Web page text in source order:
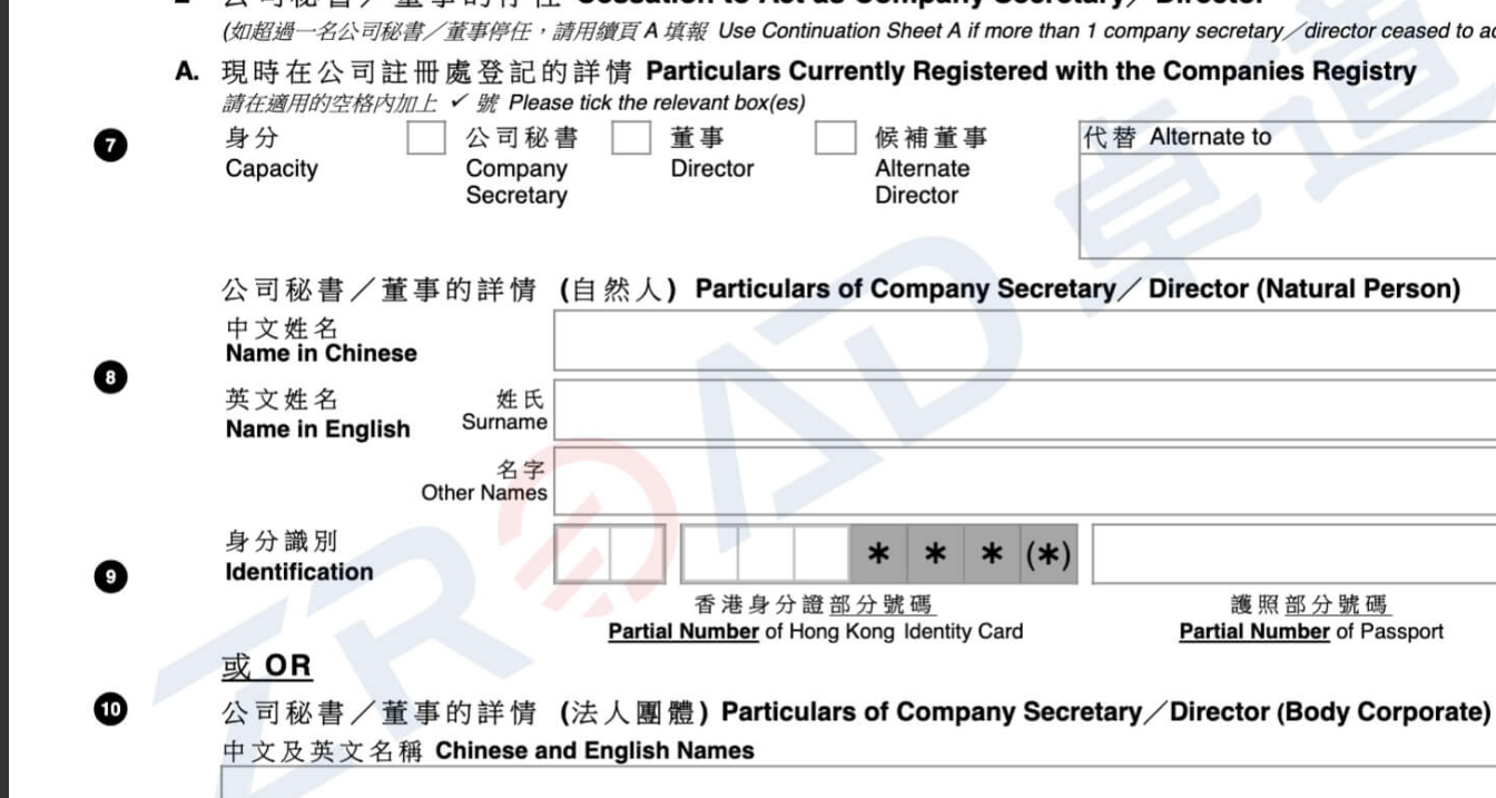
新加坡华侨银行开户
香港东亚银行开户
美国华美银行开户
秘书服务
香港公司股东变更
香港公司更名
香港公司注销